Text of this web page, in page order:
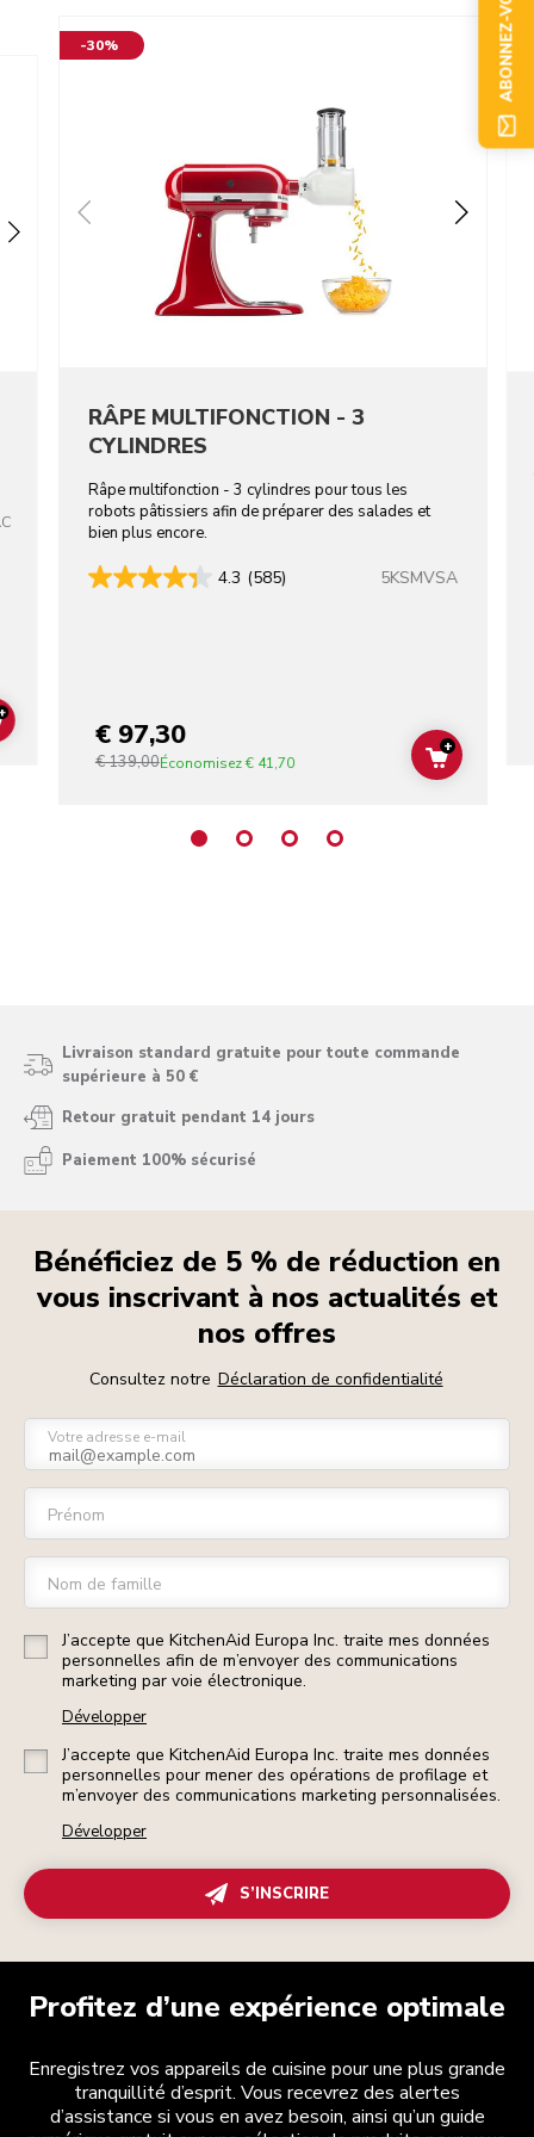
ADD TO CART
-30%
RÂPE MULTIFONCTION - 3
CYLINDRES
Râpe multifonction - 3 cylindres pour tous les
robots pâtissiers afin de préparer des salades et
bien plus encore.
4.3 (585) 5KSMVSA
€ 97,30
€ 139,00Économisez€ 41,70 ADD TO
+
Livraison standard gratuite pour toute commande
supérieure à 50 €
Retour gratuit pendant 14 jours
Paiement 100% sécurisé
Bénéficiez de 5 % de réduction en
vous inscrivant à nos actualités et
nos offres
Consultez notre Déclaration de confidentialité
Votre adresse e-mail
Prénom
Nom de famille
J’accepte que KitchenAid Europa Inc. traite mes données
personnelles afin de m’envoyer des communications
marketing par voie électronique.
Développer
J’accepte que KitchenAid Europa Inc. traite mes données
personnelles pour mener des opérations de profilage et
m’envoyer des communications marketing personnalisées.
Développer
S’INSCRIRE
Profitez d’une expérience optimale
Enregistrez vos appareils de cuisine pour une plus grande
tranquillité d’esprit. Vous recevrez des alertes
d’assistance si vous en avez besoin, ainsi qu’un guide
ABONNEZ-VOUS